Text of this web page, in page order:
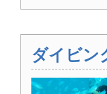
ダイビン